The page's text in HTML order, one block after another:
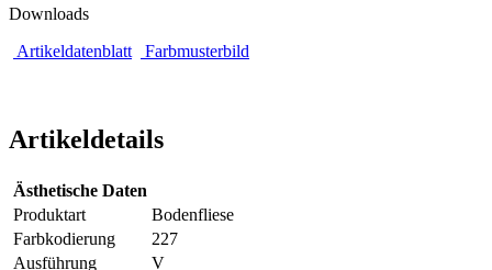
Downloads
Artikeldatenblatt
Farbmusterbild
Artikeldetails
Ästhetische Daten
Produktart
Bodenfliese
Farbkodierung
227
Ausführung
V